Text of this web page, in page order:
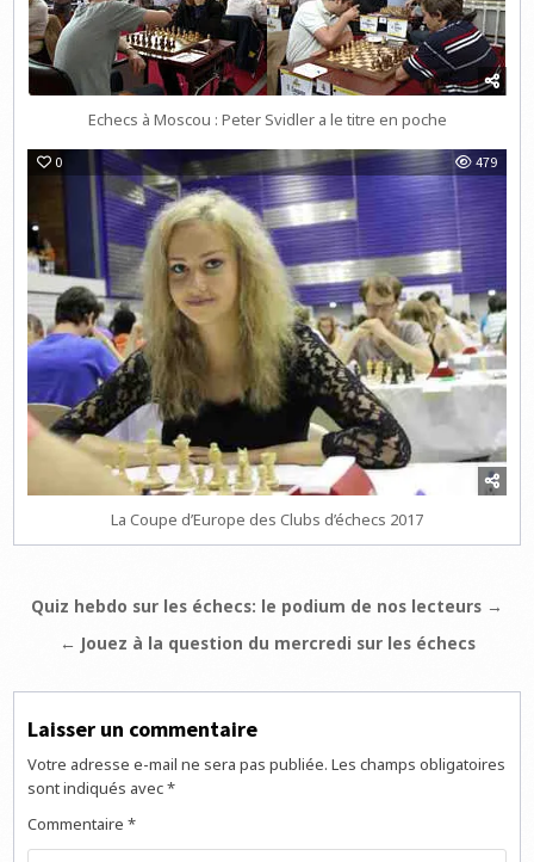
Echecs à Moscou : Peter Svidler a le titre en poche
0 479
La Coupe d’Europe des Clubs d’échecs 2017
Navigation
Quiz hebdo sur les échecs: le podium de nos lecteurs →
← Jouez à la question du mercredi sur les échecs
Laisser un commentaire
Votre adresse e-mail ne sera pas publiée. Les champs obligatoires
sont indiqués avec*
Commentaire*